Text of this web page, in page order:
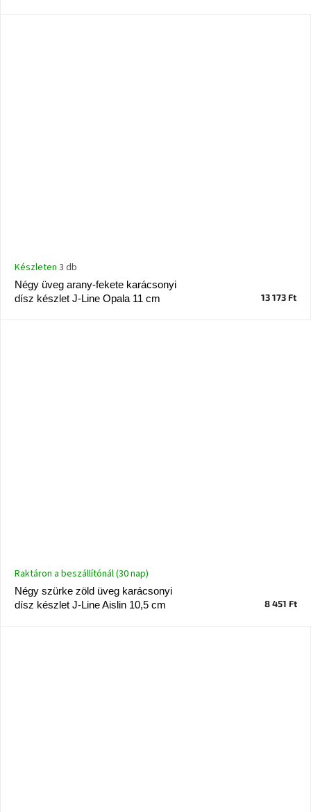
Négy üveg arany-fekete karácsonyi
dísz készlet J-Line Opala 11 cm
Készleten 3 db
13 173 Ft
Négy szürke zöld üveg karácsonyi
dísz készlet J-Line Aislin 10,5 cm
Raktáron a beszállítónál (30 nap)
8 451 Ft